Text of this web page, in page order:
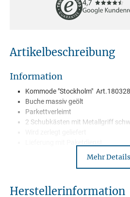
Artikelbeschreibung
Information
Kommode "Stockholm"
Buche massiv geölt
Parkettverleimt
2 Schubkästen mit Metallgriff
Mehr Details
Herstellerinformation